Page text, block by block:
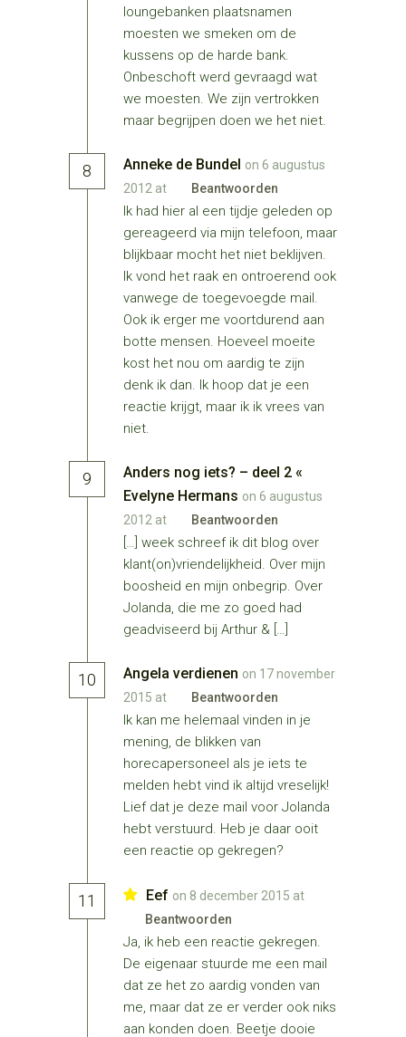
loungebanken plaatsnamen
moesten we smeken om de
kussens op de harde bank.
Onbeschoft werd gevraagd wat
we moesten. We zijn vertrokken
maar begrijpen doen we het niet.
8 Anneke de Bundel on 6 augustus
2012 at
Beantwoorden
Ik had hier al een tijdje geleden op
gereageerd via mijn telefoon, maar
blijkbaar mocht het niet beklijven.
Ik vond het raak en ontroerend ook
vanwege de toegevoegde mail.
Ook ik erger me voortdurend aan
botte mensen. Hoeveel moeite
kost het nou om aardig te zijn
denk ik dan. Ik hoop dat je een
reactie krijgt, maar ik ik vrees van
niet.
9
Anders nog iets? – deel 2 «
Evelyne Hermans on 6 augustus
2012 at
Beantwoorden
[…] week schreef ik dit blog over
klant(on)vriendelijkheid. Over mijn
boosheid en mijn onbegrip. Over
Jolanda, die me zo goed had
geadviseerd bij Arthur & […]
10 Angela verdienen on 17 november
2015 at
Beantwoorden
Ik kan me helemaal vinden in je
mening, de blikken van
horecapersoneel als je iets te
melden hebt vind ik altijd vreselijk!
Lief dat je deze mail voor Jolanda
hebt verstuurd. Heb je daar ooit
een reactie op gekregen?
11 Eef on 8 december 2015 at
Beantwoorden
Ja, ik heb een reactie gekregen.
De eigenaar stuurde me een mail
dat ze het zo aardig vonden van
me, maar dat ze er verder ook niks
aan konden doen. Beetje dooie